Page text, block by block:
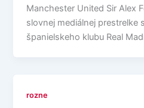
Manchester United Sir Alex
slovnej mediálnej prestrelke
španielskeho klubu Real
rozne